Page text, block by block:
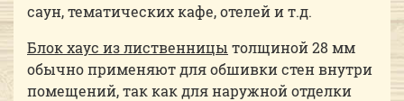
саун, тематических кафе, отелей и т.д.
Блок хаус из лиственницы толщиной 28 мм
обычно применяют для обшивки стен внутри
помещений, так как для наружной отделки